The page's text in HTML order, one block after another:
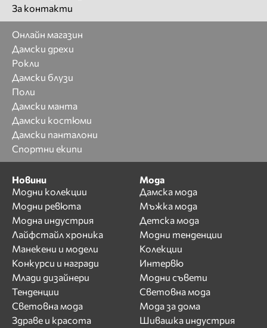
За контакти
Онлайн магазин
Дамски дрехи
Рокли
Дамски блузи
Поли
Дамски манта
Дамски костюми
Дамски панталони
Спортни екипи
Новини
Модни колекции
Модни ревюта
Модна индустрия
Лайфстайл хроника
Манекени и модели
Конкурси и награди
Млади дизайнери
Тенденции
Световна мода
Здраве и красота
Мода
Дамска мода
Мъжка мода
Детска мода
Модни тенденции
Колекции
Интервю
Модни съвети
Световна мода
Мода за дома
Шивашка индустрия